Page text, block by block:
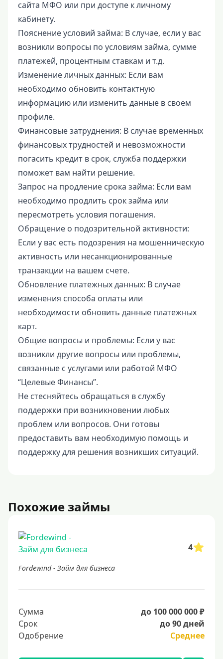
сайта МФО или при доступе к личному
кабинету.
Пояснение условий займа: В случае, если у вас
возникли вопросы по условиям займа, сумме
платежей, процентным ставкам и т.д.
Изменение личных данных: Если вам
необходимо обновить контактную
информацию или изменить данные в своем
профиле.
Финансовые затруднения: В случае временных
финансовых трудностей и невозможности
погасить кредит в срок, служба поддержки
поможет вам найти решение.
Запрос на продление срока займа: Если вам
необходимо продлить срок займа или
пересмотреть условия погашения.
Обращение о подозрительной активности:
Если у вас есть подозрения на мошенническую
активность или несанкционированные
транзакции на вашем счете.
Обновление платежных данных: В случае
изменения способа оплаты или
необходимости обновить данные платежных
карт.
Общие вопросы и проблемы: Если у вас
возникли другие вопросы или проблемы,
связанные с услугами или работой МФО
“Целевые Финансы”.
Не стесняйтесь обращаться в службу
поддержки при возникновении любых
проблем или вопросов. Они готовы
предоставить вам необходимую помощь и
поддержку для решения возникших ситуаций.
Похожие займы
4
Fordewind - Займ для бизнеса
Сумма
до 100 000 000 ₽
Срок
до 90 дней
Одобрение
Среднее